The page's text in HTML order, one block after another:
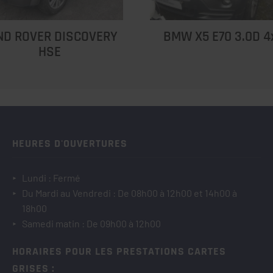
ROVER DISCOVERY
HSE
BMW X5 E70 3.0D
HEURES D'OUVERTURES
Lundi : Fermé
Du Mardi au Vendredi : De 08h00 à 12h00 et 14h00 à
18h00
Samedi matin : De 09h00 à 12h00
HORAIRES POUR LES PRESTATIONS CARTES
GRISES :